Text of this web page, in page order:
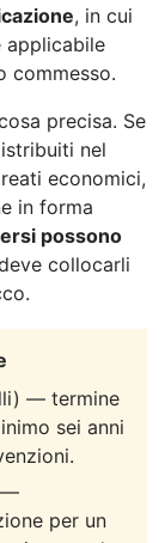
, in cui
applicabile
commesso.
precisa. Se
nel
economici,
in forma
possono
collocarli
— termine
sei anni
—
per un